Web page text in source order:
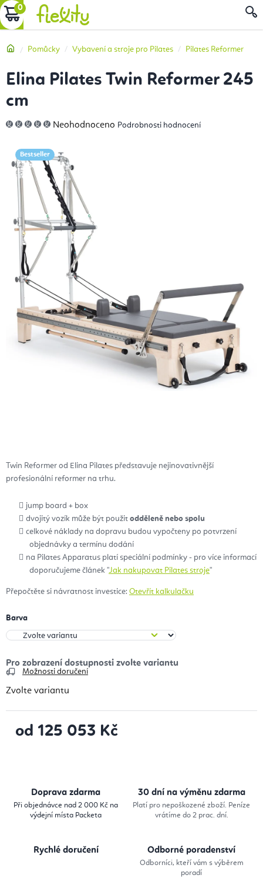
Přejít
na
NÁKUPNÍ
DomůPomůcky Vybavení a stroje pro Pilates Pilates Reformer
Twin Reformer od Elina Pilates představuje nejinovativnější
profesionální reformer na trhu.
jump board + box
dvojitý vozík může být použit odděleně nebo spolu
celkové náklady na dopravu budou vypočteny po potvrzení
objednávky a termínu dodání
na Pilates Apparatus platí speciální podmínky - pro více informací
doporučujeme článek "Jak nakupovat Pilates stroje"
Přepočtěte si návratnost investice: Otevřít kalkulačku
Barva
Možnosti doručení
Zvolte variantu
od 125 053 Kč
Elina Pilates Twin Reformer 245
cm
Průměrné
hodnocení
0,0
z
5
hvězdiček.
Neohodnoceno Podrobnosti hodnocení
Bestseller
Doprava zdarma
Při objednávce nad 2 000 Kč na
výdejní místa Packeta
30 dní na výměnu zdarma
Platí pro nepoškozené zboží. Peníze
vrátíme do 2 prac. dní.
Rychlé doručení Odborné poradenství
Odborníci, kteří vám s výběrem
poradí